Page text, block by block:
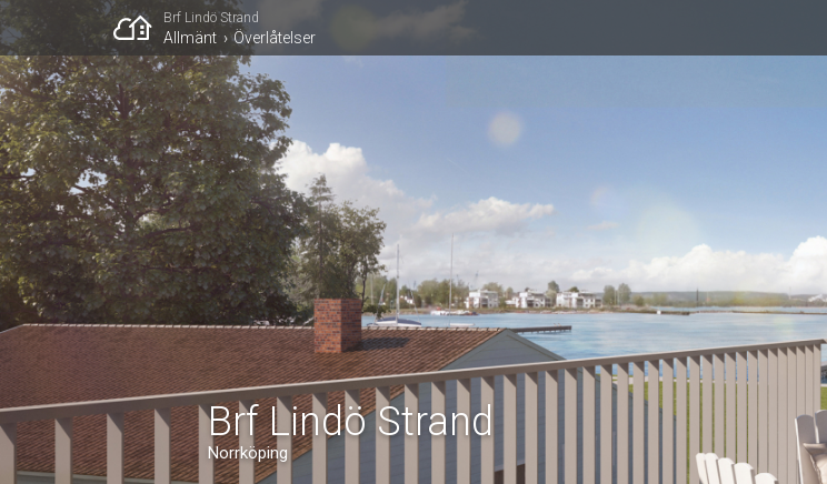
Brf Lindö Strand
Allmänt Överlåtelser
Brf Lindö Strand
Norrköping